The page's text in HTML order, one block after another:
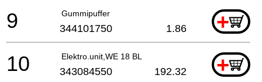
Gummipuffer +
9 344101750 1.86
Elektro.unit,WE 18 BL +
10 343084550 192.32